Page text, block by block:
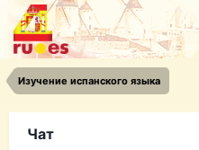
Изучение испанского языка
Чат
Телеграмм
Firebird
Друзья - из России